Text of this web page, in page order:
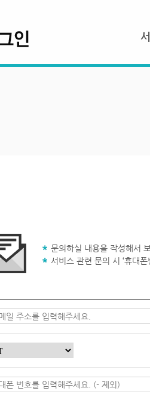
문의하실 내용을 작성해서
서비스 관련 문의 시 ‘휴대